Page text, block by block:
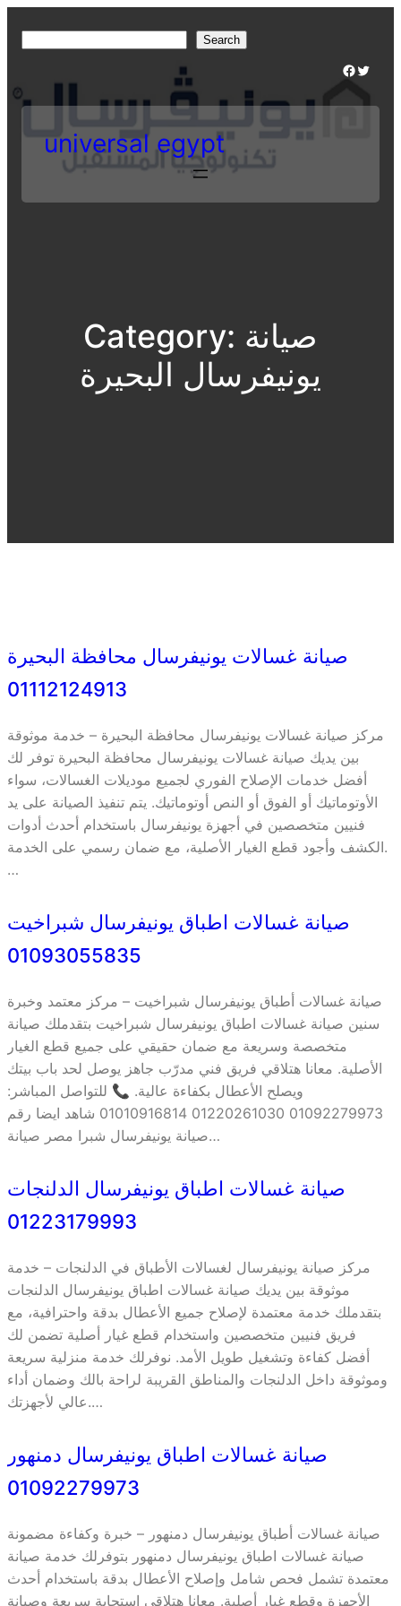
a
r
Search
Facebook Twitter
universal egypt
Category: صيانة
يونيفرسال البحيرة
صيانة غسالات يونيفرسال محافظة البحيرة
01112124913
مركز صيانة غسالات يونيفرسال محافظة البحيرة – خدمة موثوقة
بين يديك صيانة غسالات يونيفرسال محافظة البحيرة توفر لك
أفضل خدمات الإصلاح الفوري لجميع موديلات الغسالات، سواء
الأوتوماتيك أو الفوق أو النص أوتوماتيك. يتم تنفيذ الصيانة على يد
فنيين متخصصين في أجهزة يونيفرسال باستخدام أحدث أدوات
الكشف وأجود قطع الغيار الأصلية، مع ضمان رسمي على الخدمة.
…
صيانة غسالات اطباق يونيفرسال شبراخيت
01093055835
صيانة غسالات أطباق يونيفرسال شبراخيت – مركز معتمد وخبرة
سنين صيانة غسالات اطباق يونيفرسال شبراخيت بتقدملك صيانة
متخصصة وسريعة مع ضمان حقيقي على جميع قطع الغيار
الأصلية. معانا هتلاقي فريق فني مدرّب جاهز يوصل لحد باب بيتك
ويصلح الأعطال بكفاءة عالية. 📞 للتواصل المباشر:
01092279973 01220261030 01010916814 شاهد ايضا رقم
صيانة يونيفرسال شبرا مصر صيانة…
صيانة غسالات اطباق يونيفرسال الدلنجات
01223179993
مركز صيانة يونيفرسال لغسالات الأطباق في الدلنجات – خدمة
موثوقة بين يديك صيانة غسالات اطباق يونيفرسال الدلنجات
بتقدملك خدمة معتمدة لإصلاح جميع الأعطال بدقة واحترافية، مع
فريق فنيين متخصصين واستخدام قطع غيار أصلية تضمن لك
أفضل كفاءة وتشغيل طويل الأمد. نوفرلك خدمة منزلية سريعة
وموثوقة داخل الدلنجات والمناطق القريبة لراحة بالك وضمان أداء
عالي لأجهزتك.…
صيانة غسالات اطباق يونيفرسال دمنهور
01092279973
صيانة غسالات أطباق يونيفرسال دمنهور – خبرة وكفاءة مضمونة
صيانة غسالات اطباق يونيفرسال دمنهور بتوفرلك خدمة صيانة
معتمدة تشمل فحص شامل وإصلاح الأعطال بدقة باستخدام أحدث
الأجهزة وقطع غيار أصلية. معانا هتلاقي استجابة سريعة وصيانة